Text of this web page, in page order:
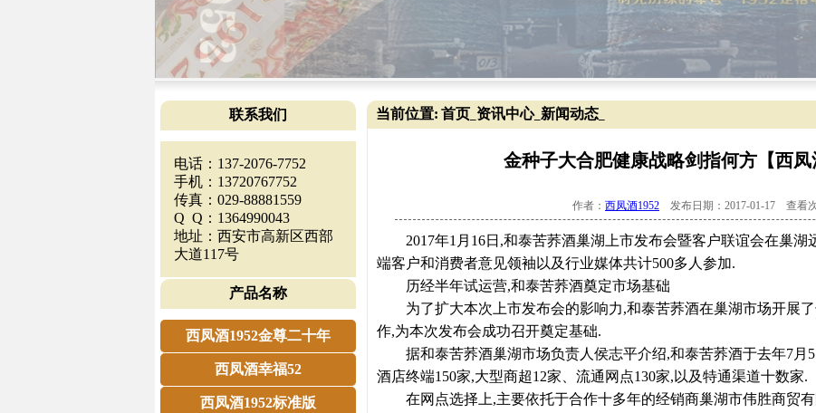
联系我们
电话：137-2076-7752
手机：13720767752
传真：029-88881559
Q Q：1364990043
地址：西安市高新区西部
大道117号
产品名称
西凤酒1952金尊二十年
西凤酒幸福52
西凤酒1952标准版
当前位置: 首页 资讯中心_ 新闻动态
金种子大合肥健康战略剑指何方【西凤
作者： 西凤酒1952 发布日期：2017-01-17 查看次
2017年1月16日,和泰苦荞酒巢湖上市发布会暨客户联谊会在巢湖
端客户和消费者意见领袖以及行业媒体共计500多人参加.
历经半年试运营,和泰苦荞酒奠定市场基础
为了扩大本次上市发布会的影响力,和泰苦荞酒在巢湖市场开展了
作,为本次发布会成功召开奠定基础.
据和泰苦荞酒巢湖市场负责人侯志平介绍,和泰苦荞酒于去年7月5
酒店终端150家,大型商超12家、流通网点130家,以及特通渠道十数家.
在网点选择上,主要依托于合作十多年的经销商巢湖市伟胜商贸有